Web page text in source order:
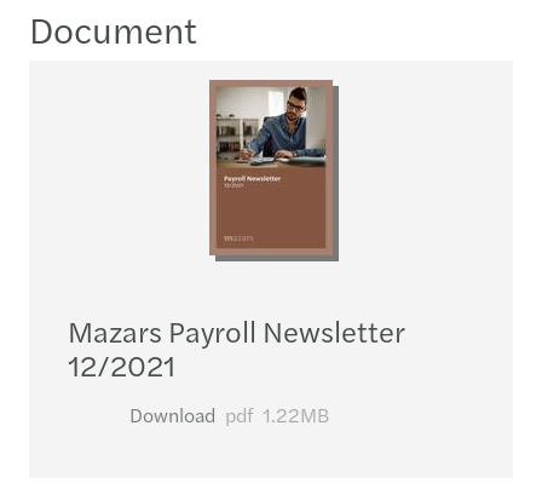
Document
Mazars Payroll Newsletter
12/2021
Download pdf 1.22MB